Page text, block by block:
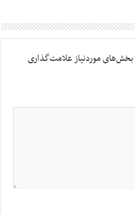
بخش‌های موردنیاز علامت‌گذاری